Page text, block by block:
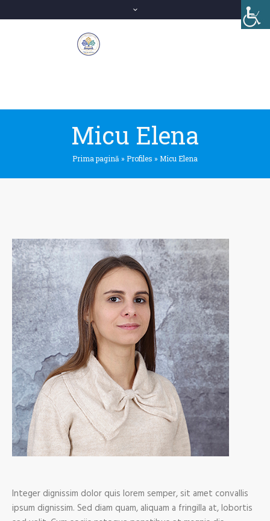
Micu Elena
Prima pagină »Profiles »Micu Elena
Integer dignissim dolor quis lorem semper, sit amet convallis
ipsum dignissim. Sed diam quam, aliquam a fringilla at, lobortis